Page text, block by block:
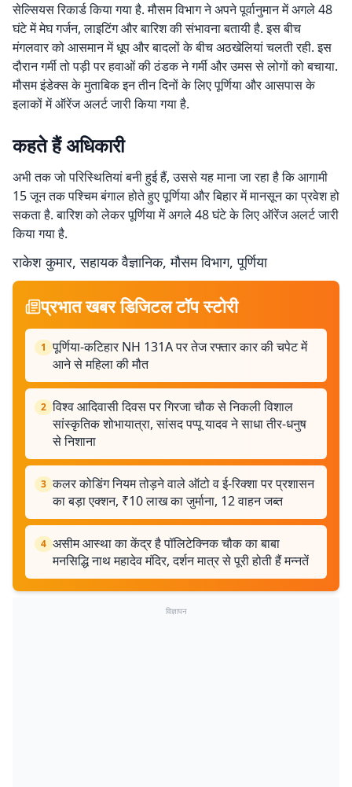
सेल्सियस रिकार्ड किया गया है. मौसम विभाग ने अपने पूर्वानुमान में अगले 48
घंटे में मेघ गर्जन, लाइटिंग और बारिश की संभावना बतायी है. इस बीच
मंगलवार को आसमान में धूप और बादलों के बीच अठखेलियां चलती रही. इस
दौरान गर्मी तो पड़ी पर हवाओं की ठंडक ने गर्मी और उमस से लोगों को बचाया.
मौसम इंडेक्स के मुताबिक इन तीन दिनों के लिए पूर्णिया और आसपास के
इलाकों में ऑरेंज अलर्ट जारी किया गया है.
कहते हैं अधिकारी
अभी तक जो परिस्थितियां बनी हुई हैं, उससे यह माना जा रहा है कि आगामी
15 जून तक पश्चिम बंगाल होते हुए पूर्णिया और बिहार में मानसून का प्रवेश हो
सकता है. बारिश को लेकर पूर्णिया में अगले 48 घंटे के लिए ऑरेंज अलर्ट जारी
किया गया है.
राकेश कुमार, सहायक वैज्ञानिक, मौसम विभाग, पूर्णिया
प्रभात खबर डिजिटल टॉप स्टोरी
1 पूर्णिया-कटिहार NH 131A पर तेज रफ्तार कार की चपेट में
आने से महिला की मौत
2 विश्व आदिवासी दिवस पर गिरजा चौक से निकली विशाल
सांस्कृतिक शोभायात्रा, सांसद पप्पू यादव ने साधा तीर-धनुष
से निशाना
3 कलर कोडिंग नियम तोड़ने वाले ऑटो व ई-रिक्शा पर प्रशासन
का बड़ा एक्शन, ₹10 लाख का जुर्माना, 12 वाहन जब्त
4 असीम आस्था का केंद्र है पॉलिटेक्निक चौक का बाबा
मनसिद्धि नाथ महादेव मंदिर, दर्शन मात्र से पूरी होती हैं मन्नतें
विज्ञापन